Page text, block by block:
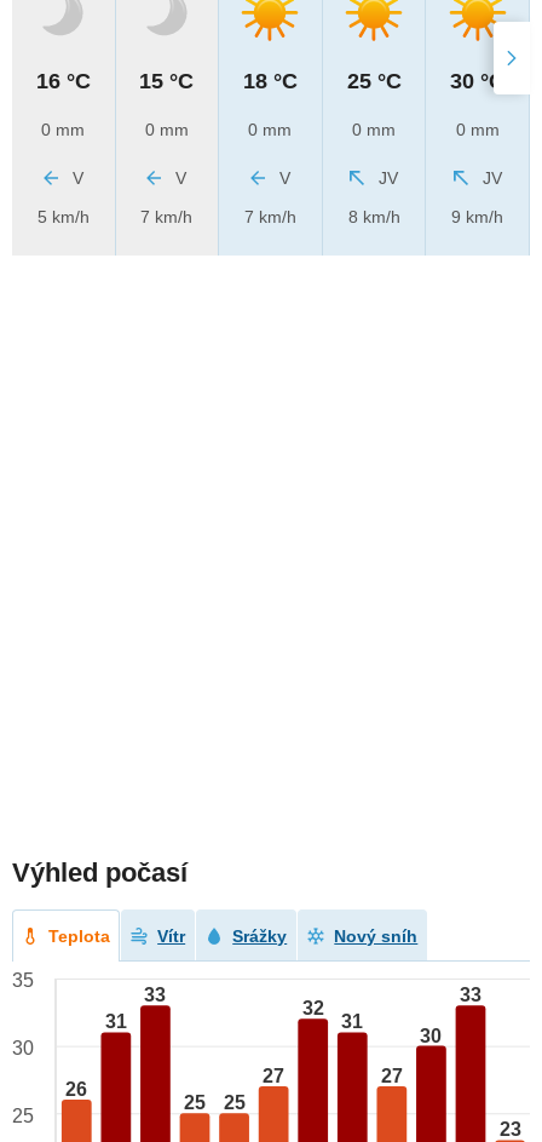
16 °C
0 mm
V
5 km/h
15 °C
0 mm
V
7 km/h
18 °C
0 mm
V
7 km/h
25 °C
0 mm
JV
8 km/h
30 °C
0 mm
JV
9 km/h
Výhled počasí
Teplota Vítr Srážky Nový sníh
26
31
33
25 25
27
32
31
27
30
33
23
35
30
25